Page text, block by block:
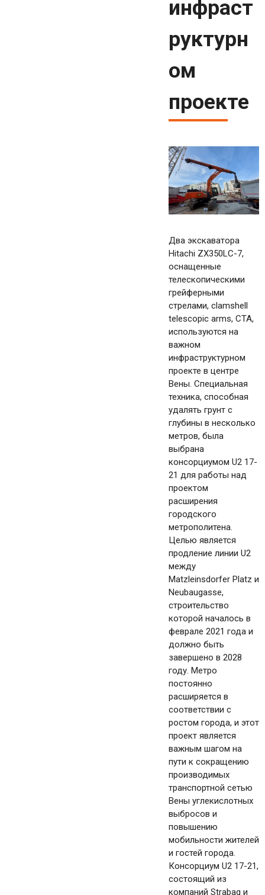
инфраст
руктурн
ом
проекте
Два экскаватора
Hitachi ZX350LC-7,
оснащенные
телескопическими
грейферными
стрелами, clamshell
telescopic arms, CTA,
используются на
важном
инфраструктурном
проекте в центре
Вены. Специальная
техника, способная
удалять грунт с
глубины в несколько
метров, была
выбрана
консорциумом U2 17-
21 для работы над
проектом
расширения
городского
метрополитена.
Целью является
продление линии U2
между
Matzleinsdorfer Platz и
Neubaugasse,
строительство
которой началось в
феврале 2021 года и
должно быть
завершено в 2028
году. Метро
постоянно
расширяется в
соответствии с
ростом города, и этот
проект является
важным шагом на
пути к сокращению
производимых
транспортной сетью
Вены углекислотных
выбросов и
повышению
мобильности жителей
и гостей города.
Консорциум U2 17-21,
состоящий из
компаний Strabag и